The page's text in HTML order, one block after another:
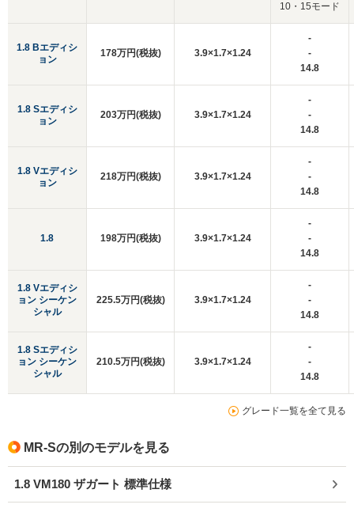
1.8 Bエディシ
ョン
1.8 Sエディシ
ョン
1.8 Vエディシ
ョン
1.8
1.8 Vエディシ
ョン シーケン
シャル
1.8 Sエディシ
ョン シーケン
シャル
10・15モード
178万円(税抜) 3.9×1.7×1.24
-
-
14.8
203万円(税抜) 3.9×1.7×1.24
-
-
14.8
218万円(税抜) 3.9×1.7×1.24
-
-
14.8
198万円(税抜) 3.9×1.7×1.24
-
-
14.8
225.5万円(税抜) 3.9×1.7×1.24
-
-
14.8
210.5万円(税抜) 3.9×1.7×1.24
-
-
14.8
グレード一覧を全て見る
MR-Sの別のモデルを見る
1.8 VM180 ザガート 標準仕様